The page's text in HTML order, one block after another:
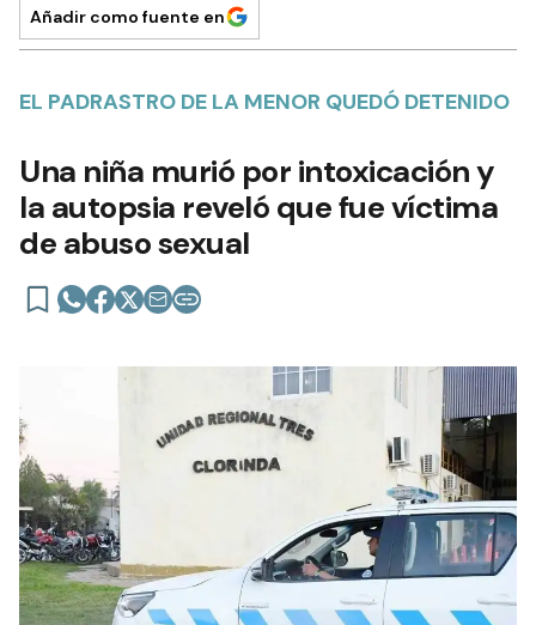
Añadir como fuente en
EL PADRASTRO DE LA MENOR QUEDÓ DETENIDO
Una niña murió por intoxicación y
la autopsia reveló que fue víctima
de abuso sexual